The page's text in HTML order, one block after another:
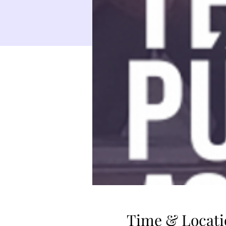
Time &